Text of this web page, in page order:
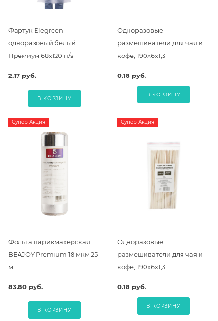
Фартук Elegreen
одноразовый белый
Премиум 68х120 п/э
2.17 руб.
В КОРЗИНУ
Одноразовые
размешиватели для чая и
кофе, 190х6х1,3
0.18 руб.
В КОРЗИНУ
Супер Акция
Фольга парикмахерская
BEAJOY Premium 18 мкм 25
м
83.80 руб.
В КОРЗИНУ
Супер Акция
Одноразовые
размешиватели для чая и
кофе, 190х6х1,3
0.18 руб.
В КОРЗИНУ